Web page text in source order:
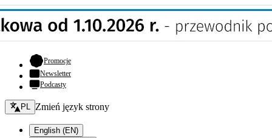
Promocje- otwiera się w nowej karcie
Newsletter
Podcasty
Zmień język - bieżący:
PL Zmień język strony
English (EN)